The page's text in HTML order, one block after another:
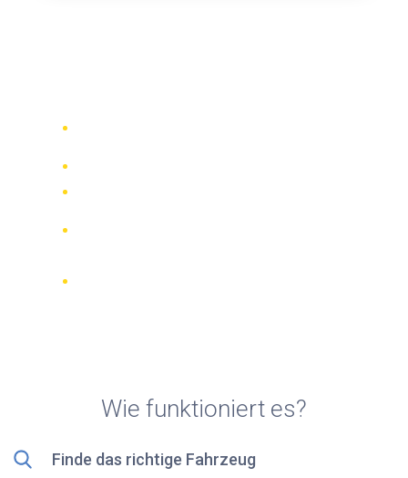
Wie funktioniert es?
Finde das richtige Fahrzeug